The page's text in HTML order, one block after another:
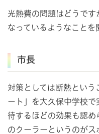
光熱費の問題はどうで
なっているようなことを
市長
対策としては断熱という
ート」を大久保中学校
待するほどの効果も認
のクーラーというのが